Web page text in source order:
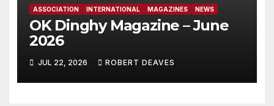
ASSOCIATION INTERNATIONAL MAGAZINES NEWS
OK Dinghy Magazine – June
2026
JUL 22, 2026 ROBERT DEAVES